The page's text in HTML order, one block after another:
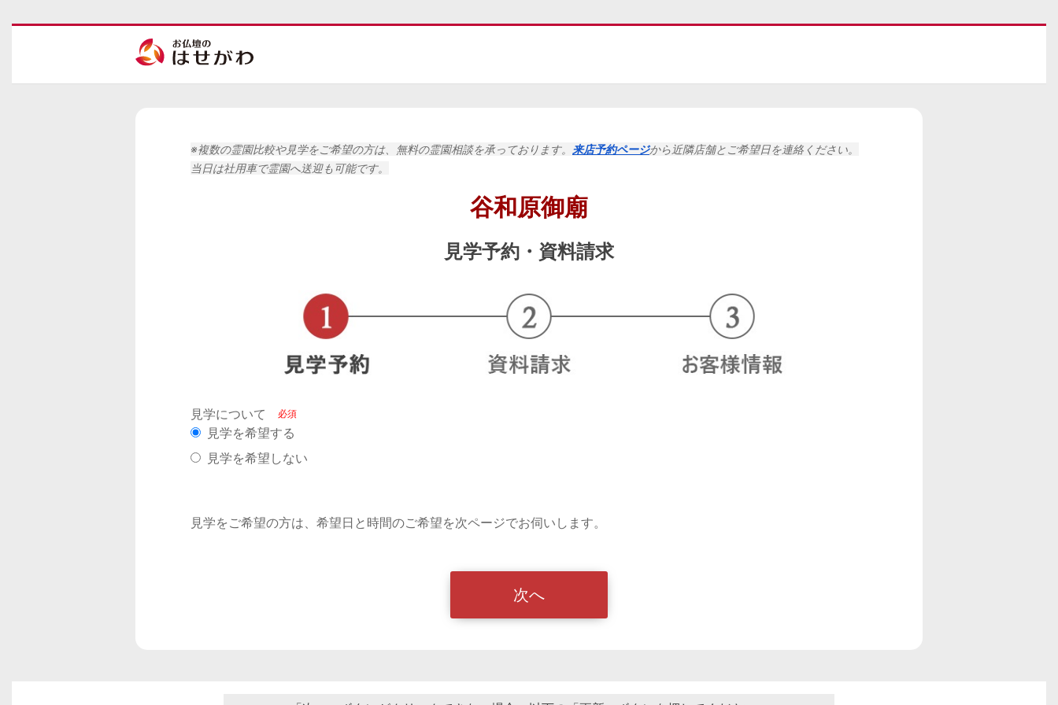
※複数の霊園比較や見学をご希望の方は、無料の霊園相談を承っております。 来店予約ページから近隣店舗とご希望日を連絡ください。
当日は社用車で霊園へ送迎も可能です。
谷和原御廟
見学予約・ 資料請求
見学について
見学を希望する
見学を希望しない
見学をご希望の方は、希望日と時間のご希望を次ページでお伺いします。